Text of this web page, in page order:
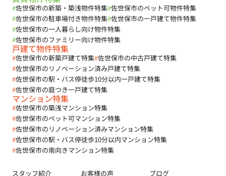
#佐世保市の新築・築浅物件特集#佐世保市のペット可物件特集
#佐世保市の駐車場付き物件特集#佐世保市の一戸建て物件特集
#佐世保市の一人暮らし向け物件特集
#佐世保市のファミリー向け物件特集
戸建て物件特集
#佐世保市の新築戸建て特集#佐世保市の中古戸建て特集
#佐世保市のリノベーション済み戸建て特集
#佐世保市の駅・バス停徒歩10分以内一戸建て特集
#佐世保市の庭つき一戸建て特集
マンション特集
#佐世保市の築浅マンション特集
#佐世保市のペット可マンション特集
#佐世保市のリノベーション済みマンション特集
#佐世保市の駅・バス停徒歩10分以内マンション特集
#佐世保市の南向きマンション特集
スタッフ紹介 お客様の声 ブログ